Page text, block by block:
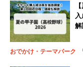
解
おでかけ・テーマパーク